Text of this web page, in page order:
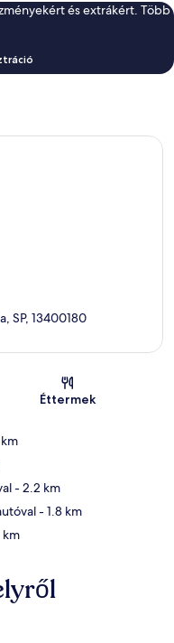
és extrákért. Több
SP, 13400180
Éttermek
- 2.2 km
- 1.8 km
km